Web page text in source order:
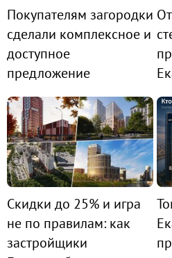
Покупателям загородки
сделали комплексное и
доступное
предложение
Скидки до 25% и игра
не по правилам: как
застройщики